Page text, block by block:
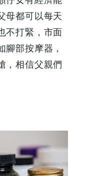
母都可以每天
不打緊，市面
腳部按摩器，
，相信父親們